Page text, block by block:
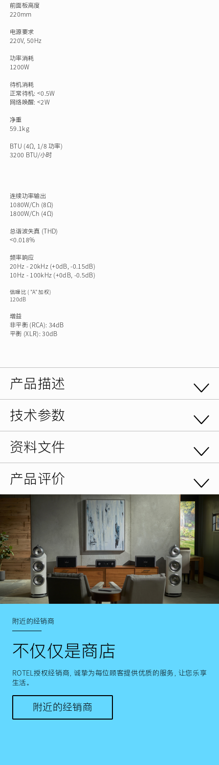
前面板高度
220mm
电源要求
220V, 50Hz
功率消耗
1200W
待机消耗
正常待机: <0.5W
网络唤醒: <2W
净重
59.1kg
BTU (4Ω, 1/8 功率)
3200 BTU/小时
连续功率输出
1080W/Ch (8Ω)
1800W/Ch (4Ω)
总谐波失真 (THD)
<0.018%
频率响应
20Hz - 20kHz (+0dB, -0.15dB)
10Hz - 100kHz (+0dB, -0.5dB)
信噪比 ( "A" 加权)
120dB
增益
非平衡 (RCA): 34dB
平衡 (XLR): 30dB
产品描述
技术参数
资料文件
产品评价
附近的经销商
不仅仅是商店
ROTEL授权经销商，诚挚为每位顾客提供优质的服务，让您乐享
生活。
附近的经销商